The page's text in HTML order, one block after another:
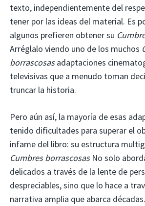
texto, independientemente del
tener por las ideas del material. Es
algunos prefieren obtener su
Arréglalo viendo uno de los muchos
borrascosasadaptaciones
televisivas que a menudo toman
truncar la historia.
Pero aún así, la mayoría de esas
tenido dificultades para superar el
infame del libro: su estructura
Cumbres borrascosasNo solo
delicados a través de la lente de
despreciables, sino que lo hace a
narrativa amplia que abarca